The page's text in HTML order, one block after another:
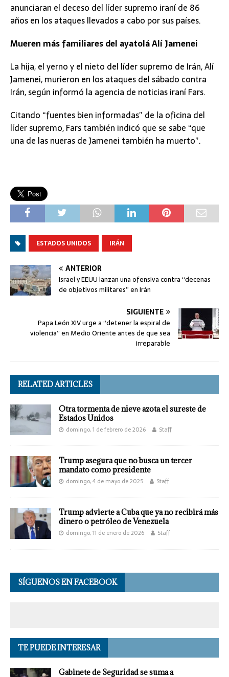
anunciaran el deceso del líder supremo iraní de 86
años en los ataques llevados a cabo por sus países.
Mueren más familiares del ayatolá Alí Jamenei
La hija, el yerno y el nieto del líder supremo de Irán, Alí
Jamenei, murieron en los ataques del sábado contra
Irán, según informó la agencia de noticias iraní Fars.
Citando “fuentes bien informadas” de la oficina del
líder supremo, Fars también indicó que se sabe “que
una de las nueras de Jamenei también ha muerto”.
ESTADOS UNIDOS IRÁN
ANTERIOR
Israel y EEUU lanzan una ofensiva contra “decenas
de objetivos militares” en Irán
SIGUIENTE
Papa León XIV urge a “detener la espiral de
violencia” en Medio Oriente antes de que sea
irreparable
RELATED ARTICLES
Otra tormenta de nieve azota el sureste de
Estados Unidos
domingo, 1 de febrero de 2026 Staff
Trump asegura que no busca un tercer
mandato como presidente
domingo, 4 de mayo de 2025 Staff
Trump advierte a Cuba que ya no recibirá más
dinero o petróleo de Venezuela
domingo, 11 de enero de 2026 Staff
SÍGUENOS EN FACEBOOK
TE PUEDE INTERESAR
Gabinete de Seguridad se suma a